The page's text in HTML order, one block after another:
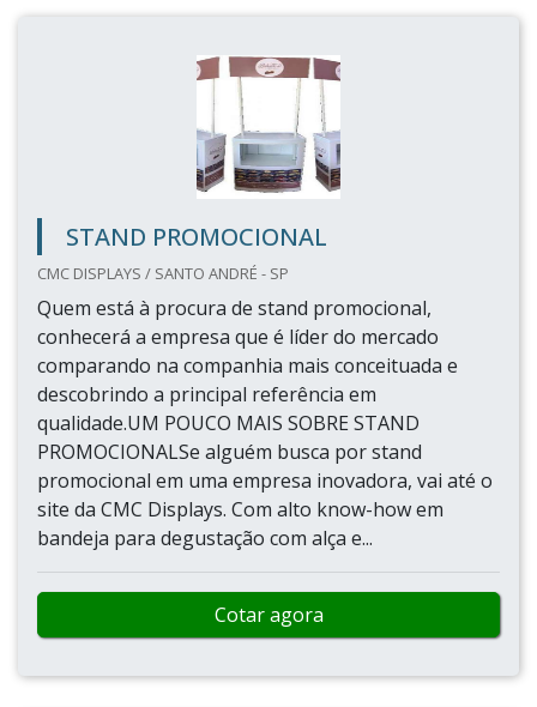
STAND PROMOCIONAL
CMC DISPLAYS / SANTO ANDRÉ - SP
Quem está à procura de stand promocional,
conhecerá a empresa que é líder do mercado
comparando na companhia mais conceituada e
descobrindo a principal referência em
qualidade.UM POUCO MAIS SOBRE STAND
PROMOCIONALSe alguém busca por stand
promocional em uma empresa inovadora, vai até o
site da CMC Displays. Com alto know-how em
bandeja para degustação com alça e...
Cotar agora